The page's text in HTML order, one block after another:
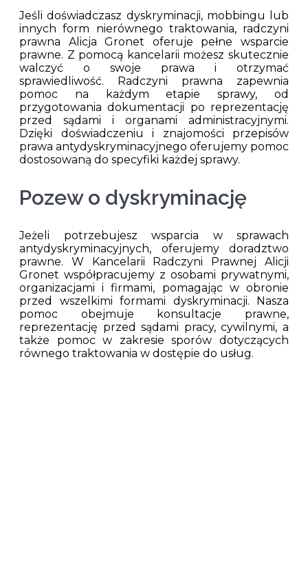
Jeśli doświadczasz dyskryminacji, mobbingu lub
innych form nierównego traktowania, radczyni
prawna Alicja Gronet oferuje pełne wsparcie
prawne. Z pomocą kancelarii możesz skutecznie
walczyć o swoje prawa i otrzymać
sprawiedliwość. Radczyni prawna zapewnia
pomoc na każdym etapie sprawy, od
przygotowania dokumentacji po reprezentację
przed sądami i organami administracyjnymi.
Dzięki doświadczeniu i znajomości przepisów
prawa antydyskryminacyjnego oferujemy pomoc
dostosowaną do specyfiki każdej sprawy.
Pozew o dyskryminację
Jeżeli potrzebujesz wsparcia w sprawach
antydyskryminacyjnych, oferujemy doradztwo
prawne. W Kancelarii Radczyni Prawnej Alicji
Gronet współpracujemy z osobami prywatnymi,
organizacjami i firmami, pomagając w obronie
przed wszelkimi formami dyskryminacji. Nasza
pomoc obejmuje konsultacje prawne,
reprezentację przed sądami pracy, cywilnymi, a
także pomoc w zakresie sporów dotyczących
równego traktowania w dostępie do usług.